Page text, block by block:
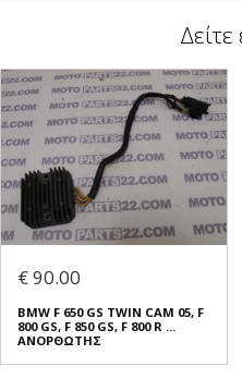
€ 90.00
BMW F 650 GS TWIN CAM 05, F
800 GS, F 850 GS, F 800 R ...
ΑΝΟΡΘΩΤΗΣ